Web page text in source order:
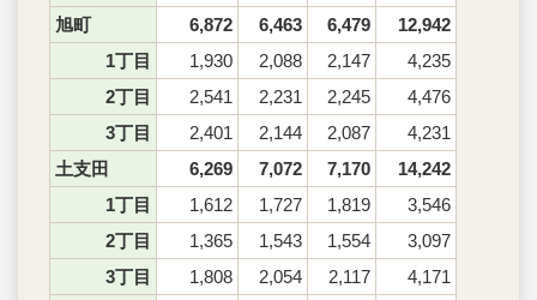
旭町
6,872 6,463 6,479
12,942
1丁目
1,930 2,088 2,147
4,235
2丁目
2,541 2,231 2,245
4,476
3丁目
2,401 2,144 2,087
4,231
土支田
6,269 7,072 7,170
14,242
1丁目
1,612 1,727 1,819
3,546
2丁目
1,365 1,543 1,554
3,097
3丁目
1,808 2,054 2,117
4,171